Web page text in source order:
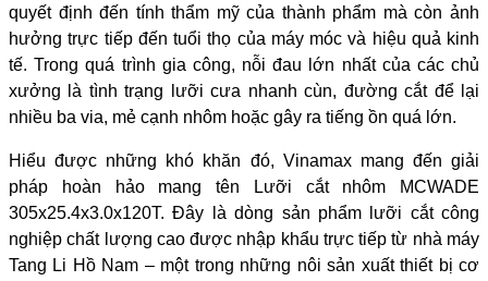
quyết định đến tính thẩm mỹ của thành phẩm mà còn ảnh
hưởng trực tiếp đến tuổi thọ của máy móc và hiệu quả kinh
tế. Trong quá trình gia công, nỗi đau lớn nhất của các chủ
xưởng là tình trạng lưỡi cưa nhanh cùn, đường cắt để lại
nhiều ba via, mẻ cạnh nhôm hoặc gây ra tiếng ồn quá lớn.
Hiểu được những khó khăn đó, Vinamax mang đến giải
pháp hoàn hảo mang tên Lưỡi cắt nhôm MCWADE
305x25.4x3.0x120T. Đây là dòng sản phẩm lưỡi cắt công
nghiệp chất lượng cao được nhập khẩu trực tiếp từ nhà máy
Tang Li Hồ Nam – một trong những nôi sản xuất thiết bị cơ